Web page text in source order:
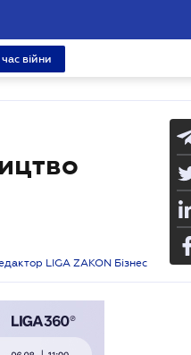
час війни
LIGA ZAKON Бізнес